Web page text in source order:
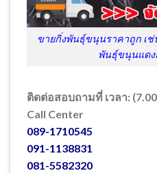
ขายกิ่งพันธุ์ขนุนราคาถูก เ
พันธุ์ขนุนแดง
ติดต่อสอบถามที่ เวลา: (7.00
Call Center
089-1710545
091-1138831
081-5582320